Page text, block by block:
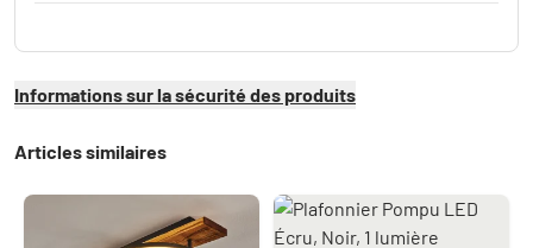
Informations sur la sécurité des produits
Articles similaires